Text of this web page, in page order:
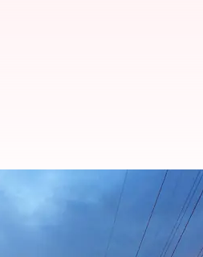
(செப்டம்பர்